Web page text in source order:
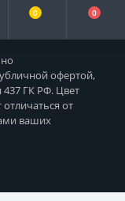
офертой,
ГК РФ. Цвет
от
ваших
0 0